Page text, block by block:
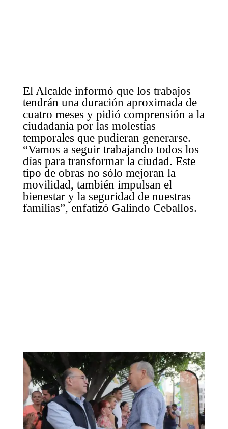
El Alcalde informó que los trabajos
tendrán una duración aproximada de
cuatro meses y pidió comprensión a la
ciudadanía por las molestias
temporales que pudieran generarse.
“Vamos a seguir trabajando todos los
días para transformar la ciudad. Este
tipo de obras no sólo mejoran la
movilidad, también impulsan el
bienestar y la seguridad de nuestras
familias”, enfatizó Galindo Ceballos.